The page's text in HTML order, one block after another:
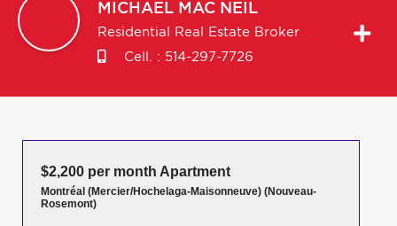
MICHAEL MAC NEIL
Residential Real Estate Broker
Cell. : 514-297-7726
$2,200 per month Apartment
Montréal (Mercier/Hochelaga-Maisonneuve) (Nouveau-
Rosemont)